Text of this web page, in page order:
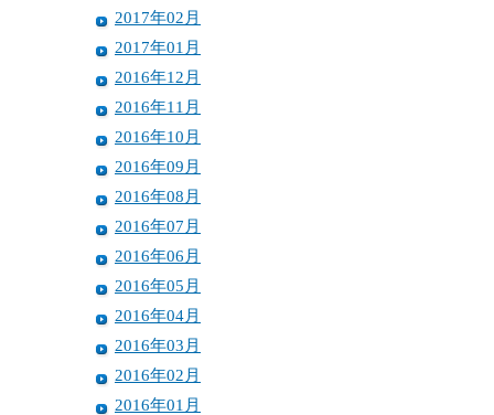
2017年02月
2017年01月
2016年12月
2016年11月
2016年10月
2016年09月
2016年08月
2016年07月
2016年06月
2016年05月
2016年04月
2016年03月
2016年02月
2016年01月